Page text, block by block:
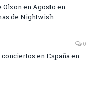
en Agosto en
de Nightwish
0
en España en